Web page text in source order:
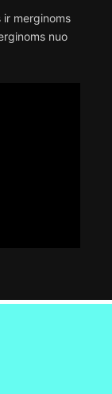
merginoms
nuo